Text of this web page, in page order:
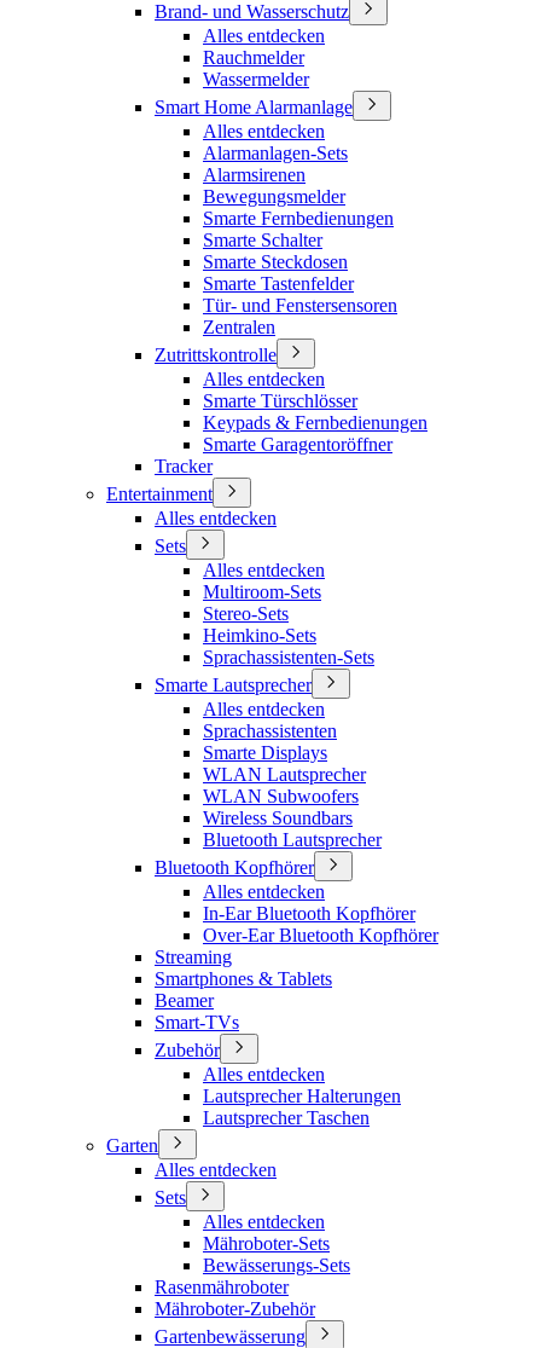
Brand- und Wasserschutz
Alles entdecken
Rauchmelder
Wassermelder
Smart Home Alarmanlage
Alles entdecken
Alarmanlagen-Sets
Alarmsirenen
Bewegungsmelder
Smarte Fernbedienungen
Smarte Schalter
Smarte Steckdosen
Smarte Tastenfelder
Tür- und Fenstersensoren
Zentralen
Zutrittskontrolle
Alles entdecken
Smarte Türschlösser
Keypads & Fernbedienungen
Smarte Garagentoröffner
Tracker
Entertainment
Alles entdecken
Sets
Alles entdecken
Multiroom-Sets
Stereo-Sets
Heimkino-Sets
Sprachassistenten-Sets
Smarte Lautsprecher
Alles entdecken
Sprachassistenten
Smarte Displays
WLAN Lautsprecher
WLAN Subwoofers
Wireless Soundbars
Bluetooth Lautsprecher
Bluetooth Kopfhörer
Alles entdecken
In-Ear Bluetooth Kopfhörer
Over-Ear Bluetooth Kopfhörer
Streaming
Smartphones & Tablets
Beamer
Smart-TVs
Zubehör
Alles entdecken
Lautsprecher Halterungen
Lautsprecher Taschen
Garten
Alles entdecken
Sets
Alles entdecken
Mähroboter-Sets
Bewässerungs-Sets
Rasenmähroboter
Mähroboter-Zubehör
Gartenbewässerung